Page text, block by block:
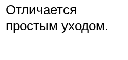
Отличается
простым уходом.